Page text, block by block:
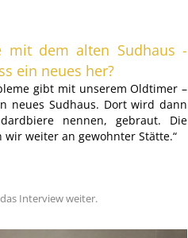
mit dem alten Sudhaus -
ein neues her?
gibt mit unserem Oldtimer –
neues Sudhaus. Dort wird dann
nennen, gebraut. Die
wir weiter an gewohnter Stätte.“
Interview weiter.